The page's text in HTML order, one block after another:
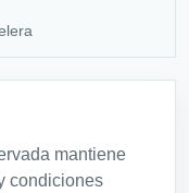
mantiene
condiciones